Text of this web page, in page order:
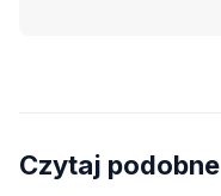
Czytaj podobne